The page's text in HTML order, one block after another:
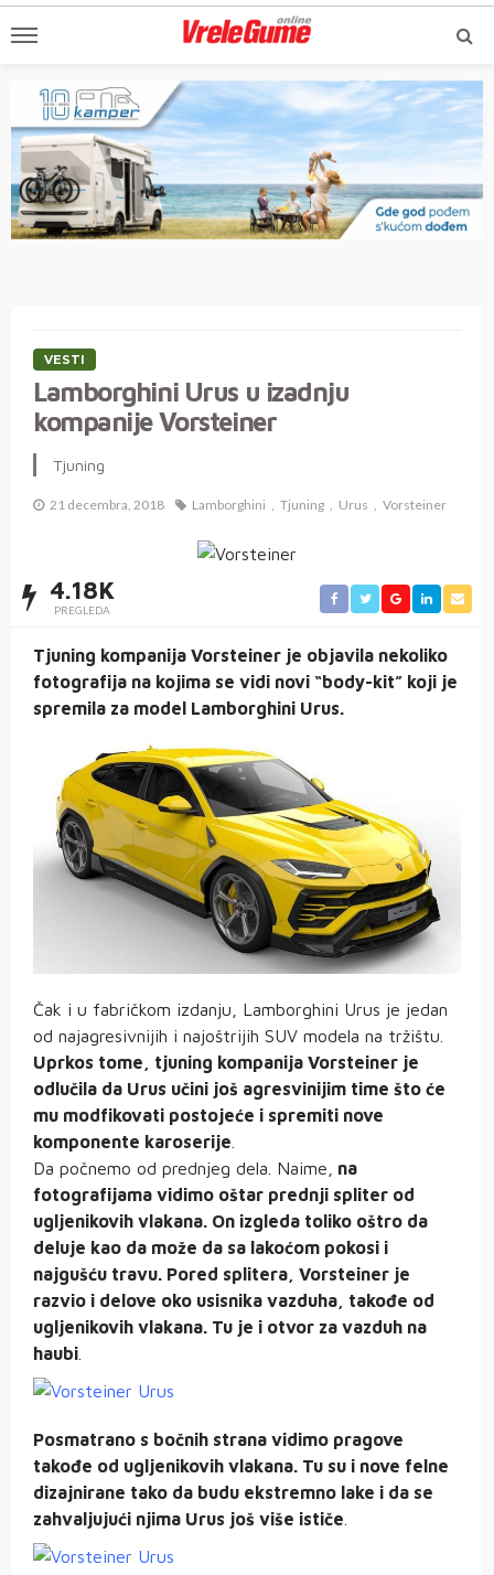
VESTI
Lamborghini Urus u izadnju
kompanije Vorsteiner
Tjuning
21 decembra, 2018 Lamborghini Tjuning Urus Vorsteiner
4.18K
PREGLEDA
Tjuning kompanija Vorsteiner je objavila nekoliko
fotografija na kojima se vidi novi “body-kit” koji je
spremila za model Lamborghini Urus.
Čak i u fabričkom izdanju, Lamborghini Urus je jedan
od najagresivnijih i najoštrijih SUV modela na tržištu.
Uprkos tome, tjuning kompanija Vorsteiner je
odlučila da Urus učini još agresvinijim time što će
mu modfikovati postojeće i spremiti nove
komponente karoserije
Da počnemo od prednjeg dela. Naime,
na
fotografijama vidimo oštar prednji spliter od
ugljenikovih vlakana. On izgleda toliko oštro da
deluje kao da može da sa lakoćom pokosi i
najgušću travu. Pored splitera, Vorsteiner je
razvio i delove oko usisnika vazduha, takođe od
ugljenikovih vlakana. Tu je i otvor za vazduh na
haubi
Posmatrano s bočnih strana vidimo pragove
takođe od ugljenikovih vlakana. Tu su i nove felne
dizajnirane tako da budu ekstremno lake i da se
zahvaljujući njima Urus još više ističe